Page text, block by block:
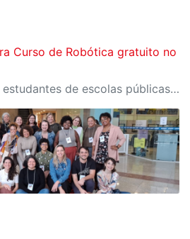
Curso de Robótica gratuito no
O curso é dedicado a estudantes de escolas públicas, de 8 a 15 anos. As inscrições podem ser realizadas até o dia 5 de agosto de 2024.